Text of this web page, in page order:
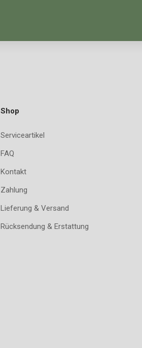
Shop
Serviceartikel
FAQ
Kontakt
Zahlung
Lieferung & Versand
Rücksendung & Erstattung